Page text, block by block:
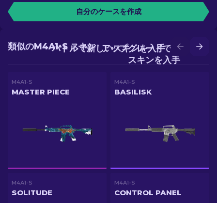
自分のケースを作成
アップグレードでより良い
スキンを入手
バトルで新しいスキンを入手
類似のM4A1-S スキン
M4A1-S
MASTER PIECE
M4A1-S
BASILISK
M4A1-S
SOLITUDE
M4A1-S
CONTROL PANEL